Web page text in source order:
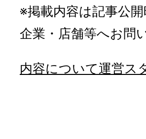
※掲載内容は記事公
企業・店舗等へお問
内容について運営ス